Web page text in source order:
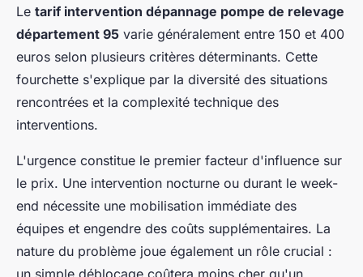
Le tarif intervention dépannage pompe de relevage
département 95 varie généralement entre 150 et 400
euros selon plusieurs critères déterminants. Cette
fourchette s'explique par la diversité des situations
rencontrées et la complexité technique des
interventions.
L'urgence constitue le premier facteur d'influence sur
le prix. Une intervention nocturne ou durant le week-
end nécessite une mobilisation immédiate des
équipes et engendre des coûts supplémentaires. La
nature du problème joue également un rôle crucial :